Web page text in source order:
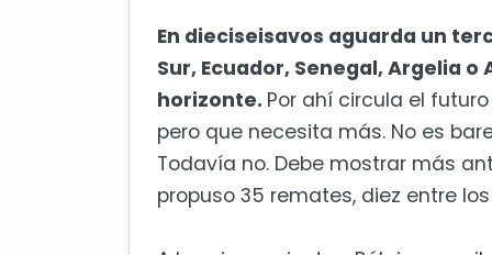
En dieciseisavos aguarda un
Sur, Ecuador, Senegal, Argelia
horizonte. Por ahí circula el
pero que necesita más. No es
Todavía no. Debe mostrar más
propuso 35 remates, diez entre